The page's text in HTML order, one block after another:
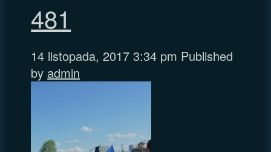
481
14 listopada, 2017 3:34 pm Published
by admin